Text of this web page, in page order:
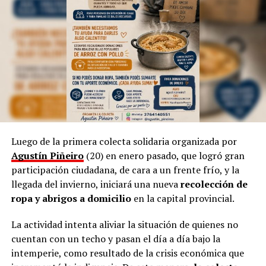
según indicó.
Sin embargo, aclara que, a pesar de la tecnología
dominante, incluso en la cultura, siempre “habrá una
necesidad de volver a simple”.
Por otra parte, Marinoni admite que el arte suele ser
provocador, así como las manifestaciones populares de
las niñas representando a lasVírgenes, como también
los tamborileros afroamericanos que se mezclan con las
costumbres tradicionales correntinas durante enero. “A
veces no entendemos la cultura del Litoral”, define.
En esa línea, en 2014, Marinoni incluyó alCurupí, el
personaje de la mitología guaraní que tiene un pene
largo y envuelto en su cuerpo, un hecho que significó
una gran polémica en el anfiteatro Mario del Tránsito
Cocomarola, de Corrientes, donde se hacía e festival
Luego de la primera colecta solidaria organizada por
Agustín Piñeiro(20) en enero pasado, que logró gran
participación ciudadana, de cara a un frente frío, y la
llegada del invierno, iniciará una nuevarecolección de
ropa y abrigos a domicilioen la capital provincial.
La actividad intenta aliviar la situación de quienes no
cuentan con un techo y pasan el día a día bajo la
intemperie, como resultado de la crisis económica que